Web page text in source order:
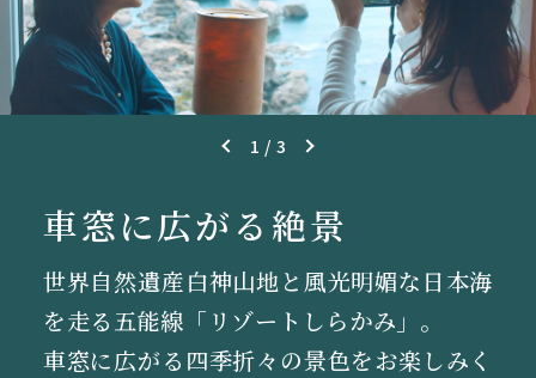
自然との共生
自然との共生を目指し、ハイブリッドシス
テムを採用した｢リゾートしらかみ『橅』
編成｣は、橅の木立ちをグラデーションで
車窓に広がる絶景
世界自然遺産白神山地と風光明媚な日本海
を走る五能線「リゾートしらかみ」。
車窓に広がる四季折々の景色をお楽しみく
絶景とグルメで
“ここでしかあじわえない旅”を
｢ごのたび(うけとりっ
ぷ)｣
自然との共生
自然との共生を目指し、ハイブリッドシス
テムを採用した｢リゾートしらかみ『橅』
編成｣は、橅の木立ちをグラデーションで
車窓に広がる絶景
世界自然遺産白神山地と風光明媚な日本海
を走る五能線「リゾートしらかみ」。
車窓に広がる四季折々の景色をお楽しみく
1 / 3